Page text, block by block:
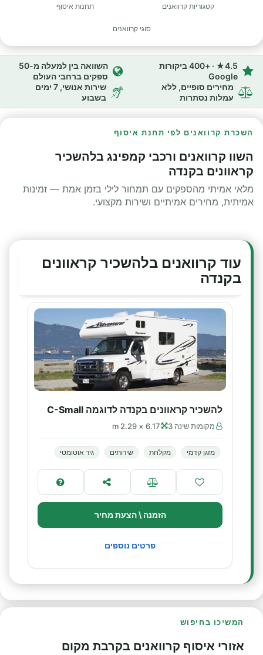
קטגוריות קרוואנים תחנות איסוף
סוגי קרוואנים
4.5★ · +400 ביקורות
Google
השוואה בין למעלה מ-50
ספקים ברחבי העולם
מחירים סופיים, ללא
עמלות נסתרות
שירות אנושי, 7 ימים
בשבוע
השכרת קרוואנים לפי תחנת איסוף
השוו קרוואנים ורכבי קמפינג בלהשכיר
קראוונים בקנדה
מלאי אמיתי מהספקים עם תמחור לילי בזמן אמת — זמינות
אמיתית, מחירים אמיתיים ושירות מקצועי.
עוד קרוואנים בלהשכיר קראוונים
בקנדה
להשכיר קראוונים בקנדה לדוגמה C-Small
מקומות שינה 3 6.17 × 2.29 m
מזגן קדמי מקלחת שירותים גיר אוטומטי
הזמנה \ הצעת מחיר
פרטים נוספים
המשיכו בחיפוש
אזורי איסוף קרוואנים בקרבת מקום